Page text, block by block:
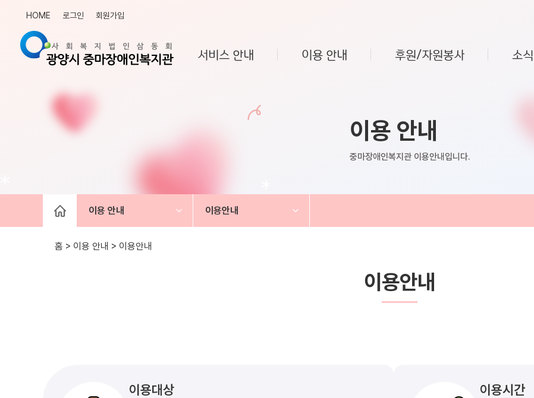
HOME 로그인 회원가입
서비스 안내 이용 안내 후원/자원봉사 소
이용 안내
중마장애인복지관 이용안내입니다.
이용 안내 이용안내
홈 > 이용 안내 > 이용안내
이용안내
이용대상 이용시간